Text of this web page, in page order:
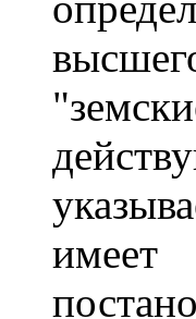
имеет